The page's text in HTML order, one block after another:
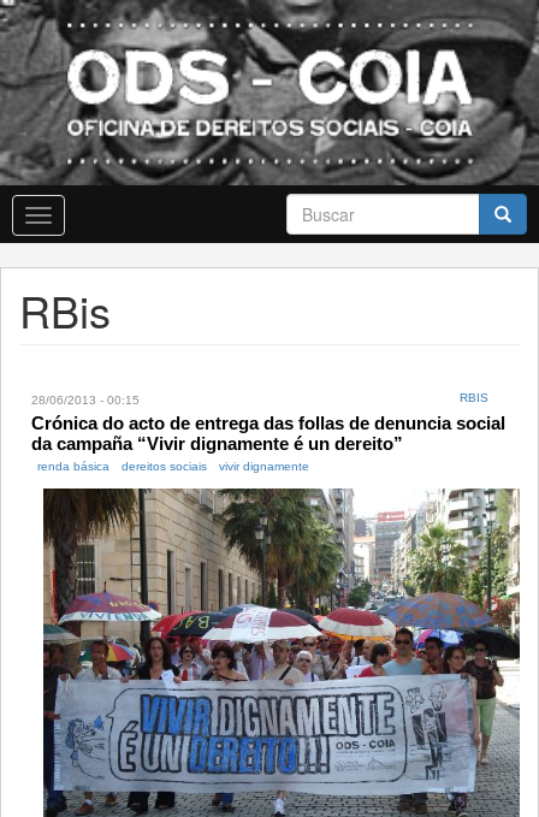
Skip
to
main
content
Formulario
de
busca
Buscar
Toggle
navigation
RBis
28/06/2013 - 00:15 RBIS
Crónica do acto de entrega das follas de denuncia social
da campaña “Vivir dignamente é un dereito”
renda básica dereitos sociais vivir dignamente